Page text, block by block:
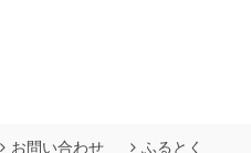
お問い合わせ ふるとく